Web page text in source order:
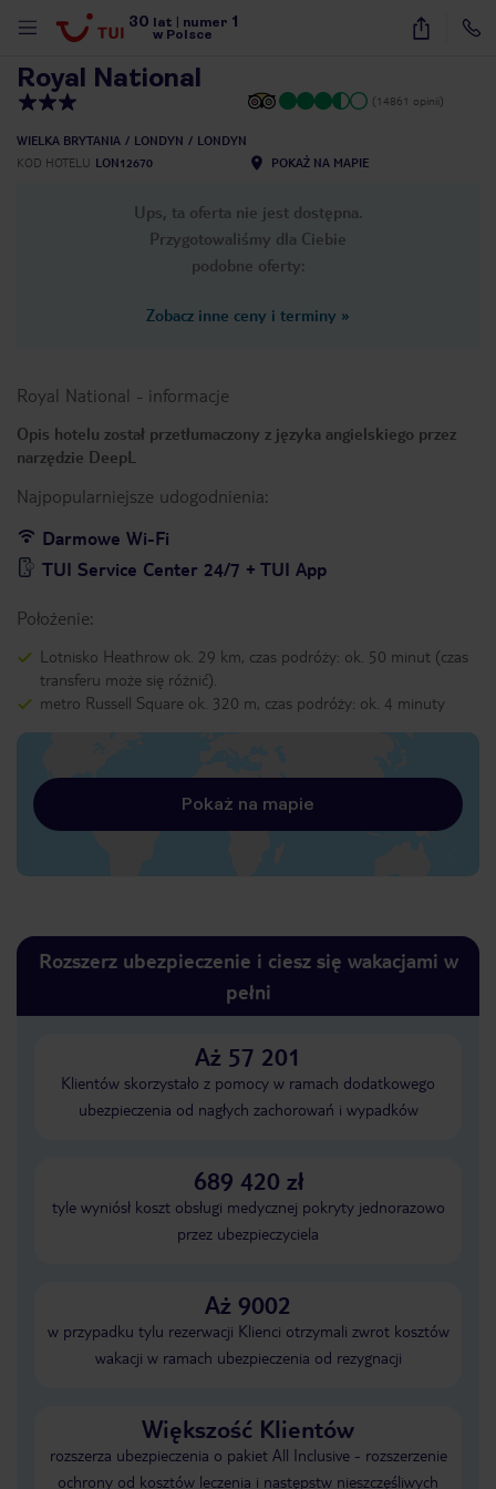
30 lat numer 1
w Polsce
30
Royal National
(14861 opinii)
WIELKA BRYTANIA LONDYN
LONDYN
KOD HOTELU LON12670 POKAŻ NA MAPIE
Ups, ta oferta nie jest dostępna.
Przygotowaliśmy dla Ciebie
podobne oferty:
Zobacz inne ceny i terminy »
Royal National - informacje
Opis hotelu został przetłumaczony z języka angielskiego przez
narzędzie DeepL
Najpopularniejsze udogodnienia:
Darmowe Wi-Fi
TUI Service Center 24/7 + TUI App
Położenie:
Lotnisko Heathrow ok. 29 km, czas podróży: ok. 50 minut (czas
transferu może się różnić).
metro Russell Square ok. 320 m, czas podróży: ok. 4 minuty
Pokaż na mapie
Rozszerz ubezpieczenie i ciesz się wakacjami w
pełni
Aż 57 201
Klientów skorzystało z pomocy w ramach dodatkowego
ubezpieczenia od nagłych zachorowań i wypadków
689 420 zł
tyle wyniósł koszt obsługi medycznej pokryty jednorazowo
przez ubezpieczyciela
Aż 9002
w przypadku tylu rezerwacji Klienci otrzymali zwrot kosztów
wakacji w ramach ubezpieczenia od rezygnacji
Większość Klientów
rozszerza ubezpieczenia o pakiet All Inclusive - rozszerzenie
ochrony od kosztów leczenia i następstw nieszczęśliwych